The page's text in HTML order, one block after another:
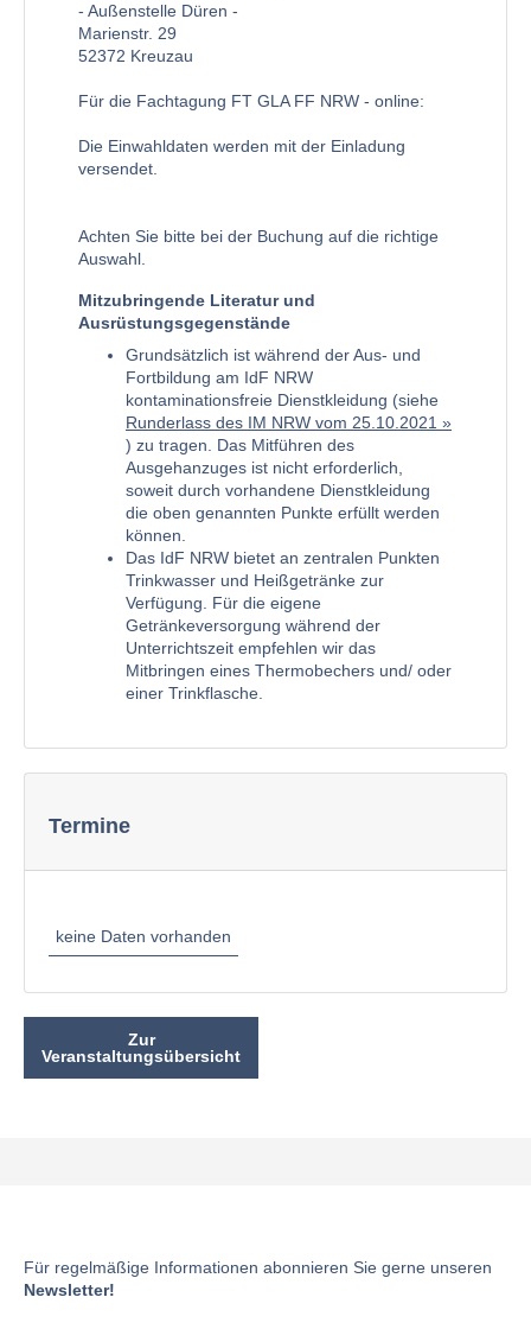
- Außenstelle Düren -
Marienstr. 29
52372 Kreuzau
Für die Fachtagung FT GLA FF NRW - online:
Die Einwahldaten werden mit der Einladung
versendet.
Achten Sie bitte bei der Buchung auf die richtige
Auswahl.
Mitzubringende Literatur und
Ausrüstungsgegenstände
Grundsätzlich ist während der Aus- und
Fortbildung am IdF NRW
kontaminationsfreie Dienstkleidung (siehe
Runderlass des IM NRW vom 25.10.2021
) zu tragen. Das Mitführen des
Ausgehanzuges ist nicht erforderlich,
soweit durch vorhandene Dienstkleidung
die oben genannten Punkte erfüllt werden
können.
Das IdF NRW bietet an zentralen Punkten
Trinkwasser und Heißgetränke zur
Verfügung. Für die eigene
Getränkeversorgung während der
Unterrichtszeit empfehlen wir das
Mitbringen eines Thermobechers und/ oder
einer Trinkflasche.
Termine
keine Daten vorhanden
Zur
Veranstaltungsübersicht
Für regelmäßige Informationen abonnieren Sie gerne unseren
Newsletter!